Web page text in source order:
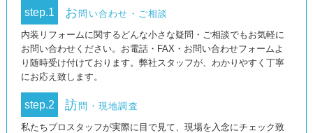
step.1 お問い合わせ・ご相談
内装リフォームに関するどんな小さな疑問・ご相談でもお気軽に
お問い合わせください。お電話・FAX・お問い合わせフォームよ
り随時受け付けております。弊社スタッフが、わかりやすく丁寧
にお応え致します。
step.2 訪問・現地調査
私たちプロスタッフが実際に目で見て、現場を入念にチェック致